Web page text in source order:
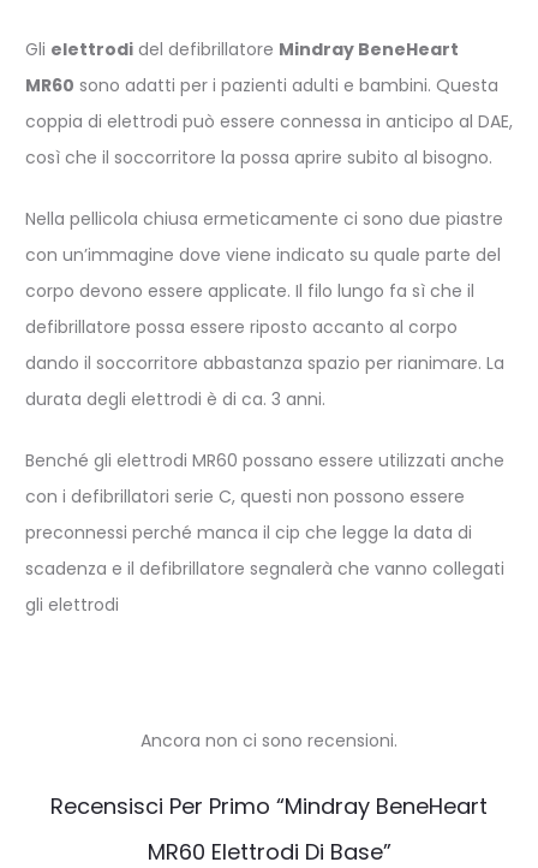
Gli elettrodi del defibrillatore Mindray BeneHeart
MR60 sono adatti per i pazienti adulti e bambini. Questa
coppia di elettrodi può essere connessa in anticipo al DAE,
così che il soccorritore la possa aprire subito al bisogno.
Nella pellicola chiusa ermeticamente ci sono due piastre
con un’immagine dove viene indicato su quale parte del
corpo devono essere applicate. Il filo lungo fa sì che il
defibrillatore possa essere riposto accanto al corpo
dando il soccorritore abbastanza spazio per rianimare. La
durata degli elettrodi è di ca. 3 anni.
Benché gli elettrodi MR60 possano essere utilizzati anche
con i defibrillatori serie C, questi non possono essere
preconnessi perché manca il cip che legge la data di
scadenza e il defibrillatore segnalerà che vanno collegati
gli elettrodi
Ancora non ci sono recensioni.
Recensisci Per Primo “Mindray BeneHeart
MR60 Elettrodi Di Base”